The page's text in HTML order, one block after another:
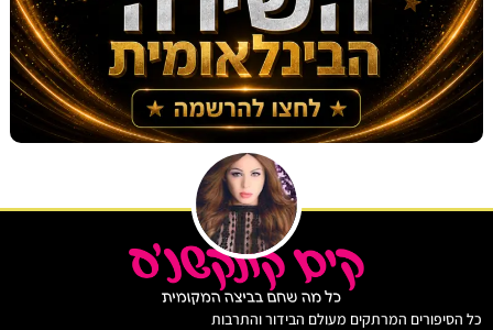
המרתקים מעולם הבידור והתרבות